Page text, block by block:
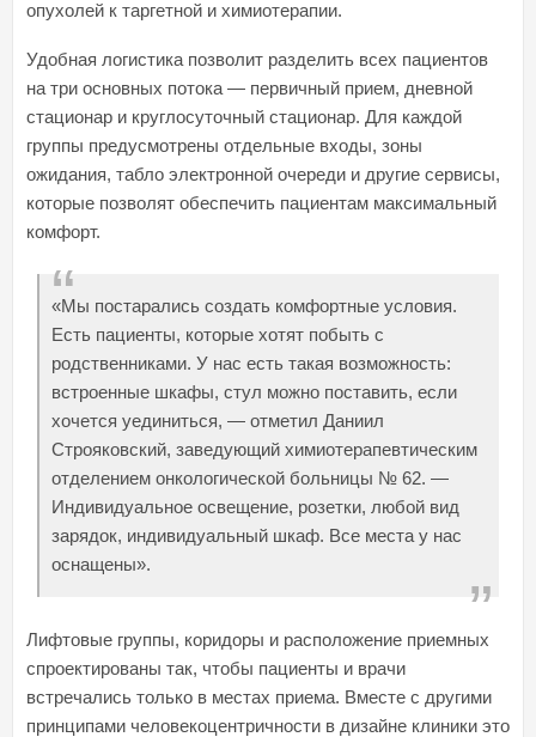
опухолей к таргетной и химиотерапии.
Удобная логистика позволит разделить всех пациентов
на три основных потока — первичный прием, дневной
стационар и круглосуточный стационар. Для каждой
группы предусмотрены отдельные входы, зоны
ожидания, табло электронной очереди и другие сервисы,
которые позволят обеспечить пациентам максимальный
комфорт.
«Мы постарались создать комфортные условия.
Есть пациенты, которые хотят побыть с
родственниками. У нас есть такая возможность:
встроенные шкафы, стул можно поставить, если
хочется уединиться, — отметил Даниил
Строяковский, заведующий химиотерапевтическим
отделением онкологической больницы № 62. —
Индивидуальное освещение, розетки, любой вид
зарядок, индивидуальный шкаф. Все места у нас
оснащены».
Лифтовые группы, коридоры и расположение приемных
спроектированы так, чтобы пациенты и врачи
встречались только в местах приема. Вместе с другими
принципами человекоцентричности в дизайне клиники это